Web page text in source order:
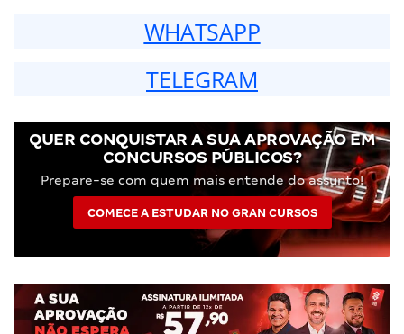
WHATSAPP
TELEGRAM
QUER CONQUISTAR A SUA APROVAÇÃO EM
CONCURSOS PÚBLICOS?
Prepare-se com quem mais entende do assunto!
COMECE A ESTUDAR NO GRAN CURSOS